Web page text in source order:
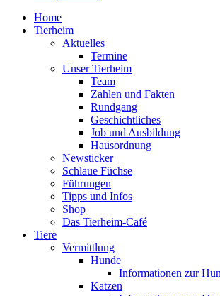
Home
Tierheim
Aktuelles
Termine
Unser Tierheim
Team
Zahlen und Fakten
Rundgang
Geschichtliches
Job und Ausbildung
Hausordnung
Newsticker
Schlaue Füchse
Führungen
Tipps und Infos
Shop
Das Tierheim-Café
Tiere
Vermittlung
Hunde
Informationen zur
Katzen